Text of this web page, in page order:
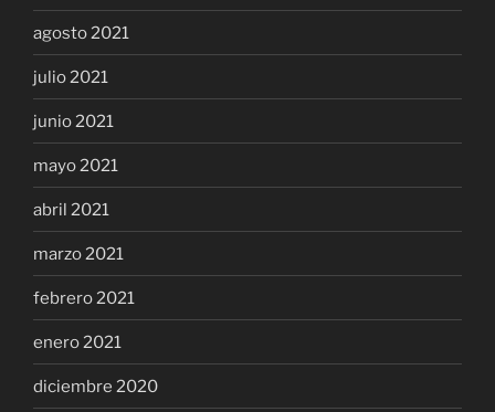
agosto 2021
julio 2021
junio 2021
mayo 2021
abril 2021
marzo 2021
febrero 2021
enero 2021
diciembre 2020